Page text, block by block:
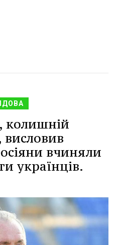
колишній
вчиняли
українців.